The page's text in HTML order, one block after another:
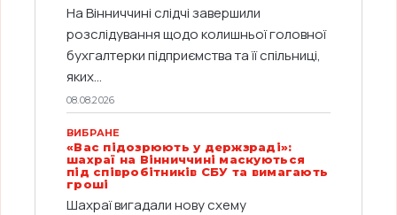
На Вінниччині слідчі завершили
розслідування щодо колишньої головної
бухгалтерки підприємства та її спільниці,
яких...
08.08.2026
ВИБРАНЕ
«Вас підозрюють у держзраді»:
шахраї на Вінниччині маскуються
під співробітників СБУ та вимагають
гроші
Шахраї вигадали нову схему